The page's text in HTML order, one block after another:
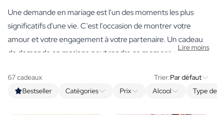
Spritz Personnalisé
Vermouth Personnalisé
Tequila Personnalisée
Bières
Vin Rouge Personnalisé
Une demande en mariage est l'un des moments les plus
significatifs d'une vie. C'est l'occasion de montrer votre
amour et votre engagement à votre partenaire. Un cadeau
de demande en mariage peut rendre ce moment encore
romantisme de l'occasion ou d'un souvenir que votre
partenaire chérira à jamais.
Lire moins
Bestseller Catégories Prix Alcool Type
67 cadeaux Trier:Par défaut